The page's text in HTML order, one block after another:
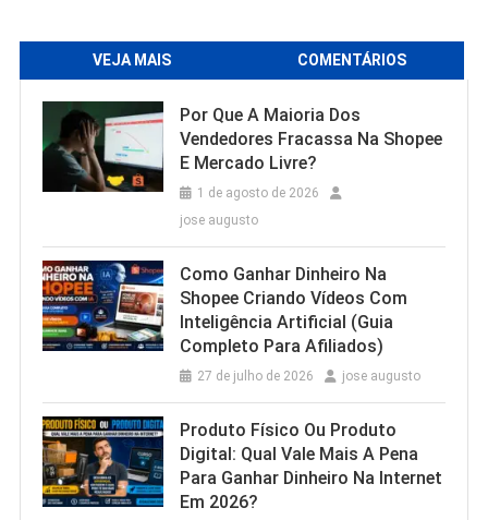
VEJA MAIS COMENTÁRIOS
Por Que A Maioria Dos
Vendedores Fracassa Na Shopee
E Mercado Livre?
1 de agosto de 2026
jose augusto
Como Ganhar Dinheiro Na
Shopee Criando Vídeos Com
Inteligência Artificial (Guia
Completo Para Afiliados)
27 de julho de 2026 jose augusto
Produto Físico Ou Produto
Digital: Qual Vale Mais A Pena
Para Ganhar Dinheiro Na Internet
Em 2026?